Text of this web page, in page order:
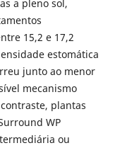
a pleno sol,
15,2 e 17,2
estomática
junto ao menor
mecanismo
plantas
WP
ou